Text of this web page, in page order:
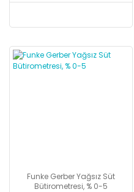
Funke Gerber Yağsız Süt
Bütirometresi, % 0-5